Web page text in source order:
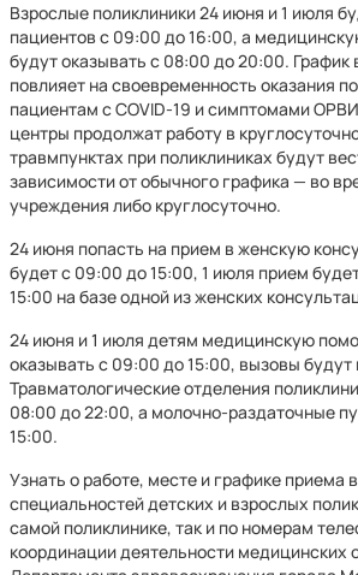
Взрослые поликлиники 24 июня и 1 июля
пациентов с 09:00 до 16:00, а
будут оказывать с 08:00 до 20:00. График
повлияет на своевременность оказания
пациентам с COVID-19 и симптомами
центры продолжат работу в
травмпунктах при поликлиниках будут
зависимости от обычного графика — во
учреждения либо круглосуточно.
24 июня попасть на прием в женскую
будет с 09:00 до 15:00, 1 июля прием
15:00 на базе одной из женских
24 июня и 1 июля детям медицинскую
оказывать с 09:00 до 15:00, вызовы будут
Травматологические отделения
08:00 до 22:00, а молочно-раздаточные
15:00.
Узнать о работе, месте и графике приема
специальностей детских и взрослых
самой поликлинике, так и по номерам
координации деятельности медицинских